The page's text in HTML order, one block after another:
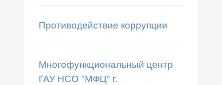
Противодействие коррупции
Многофункциональный центр
ГАУ НСО "МФЦ" г.